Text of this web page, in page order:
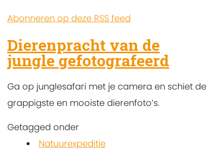
Abonneren op deze RSS feed
Dierenpracht van de
jungle gefotografeerd
Ga op junglesafari met je camera en schiet de
grappigste en mooiste dierenfoto’s.
Getagged onder
Natuurexpeditie